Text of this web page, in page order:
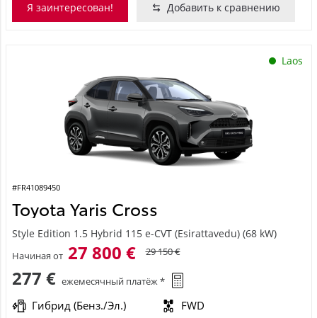
Я заинтересован! Добавить к сравнению
Laos
#FR41089450
Toyota Yaris Cross
Style Edition 1.5 Hybrid 115 e-CVT (Esirattavedu) (68 kW)
Начиная от 27 800 € 29 150 €
277 € ежемесячный платёж *
Гибрид (Бенз./Эл.)
FWD